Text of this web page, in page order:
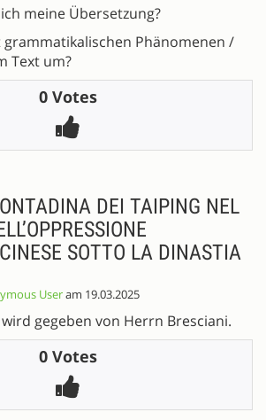
meine Übersetzung?
grammatikalischen Phänomenen /
Text um?
0 Votes
DEI TAIPING NEL
CINESE SOTTO LA DINASTIA
Useram 19.03.2025
gegeben von Herrn Bresciani.
0 Votes